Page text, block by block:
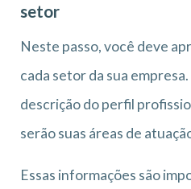
setor
Neste passo, você deve
cada setor da sua
descrição do perfil
serão suas áreas de
Essas informações são